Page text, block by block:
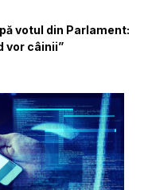
votul din Parlament:
vor câinii”